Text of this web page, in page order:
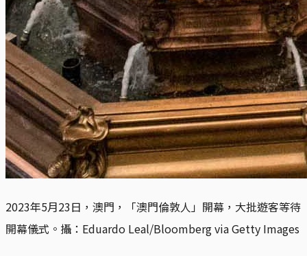
2023年5月23日，澳門，「澳門倫敦人」開幕，大批遊客等待
開幕儀式。攝：Eduardo Leal/Bloomberg via Getty Images